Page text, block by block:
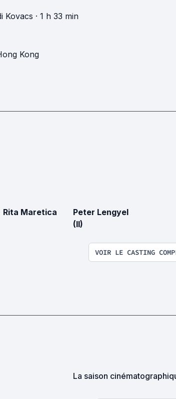
Kovacs · 1 h 33 min
Kong
Rita Maretica
Peter Lengyel
(II)
VOIR LE CASTING
La saison